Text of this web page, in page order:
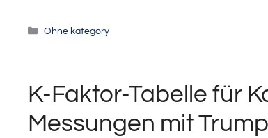
Kategorien
Ohne kategory
K-Faktor-Tabelle für
Messungen mit